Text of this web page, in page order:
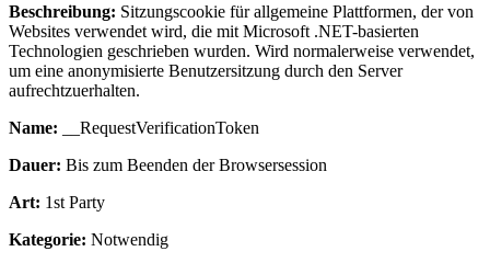
Beschreibung: Sitzungscookie für allgemeine Plattformen, der von
Websites verwendet wird, die mit Microsoft .NET-basierten
Technologien geschrieben wurden. Wird normalerweise verwendet,
um eine anonymisierte Benutzersitzung durch den Server
aufrechtzuerhalten.
Name: __RequestVerificationToken
Dauer: Bis zum Beenden der Browsersession
Art: 1st Party
Kategorie: Notwendig